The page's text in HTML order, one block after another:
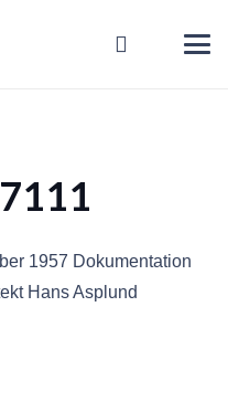
1957 Dokumentation
Hans Asplund